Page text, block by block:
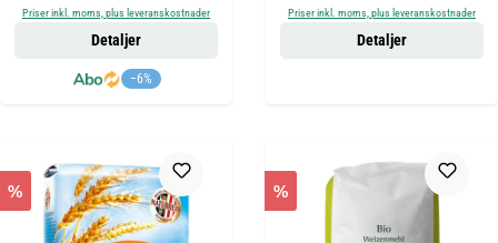
Priser inkl. moms, plus leveranskostnader
−6%
Detaljer
Priser inkl. moms, plus leveranskostnader
Detaljer
% %